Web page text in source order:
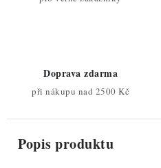
Doprava zdarma
při nákupu nad 2500 Kč
Popis produktu